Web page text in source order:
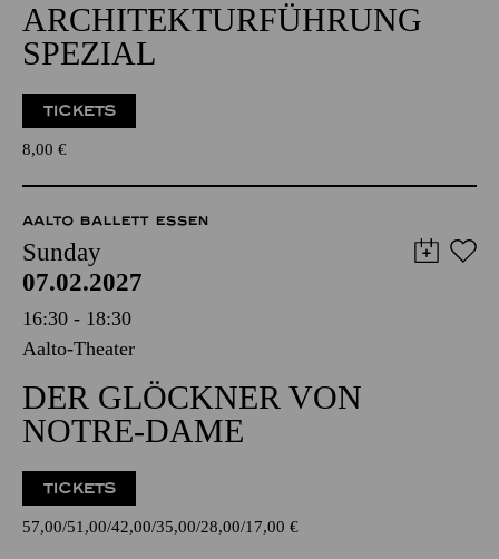
ARCHITEKTURFÜHRUNG
SPEZIAL
TICKETS
8,00 €
AALTO BALLETT ESSEN
Sunday
07.02.2027
16:30 - 18:30
Aalto-Theater
DER GLÖCKNER VON
NOTRE-DAME
TICKETS
57,00 51,00 42,00 35,00 28,00 17,00 €